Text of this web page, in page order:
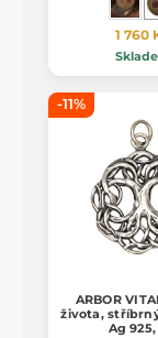
1 760
-11%
ARBOR
života,
Ag 925,